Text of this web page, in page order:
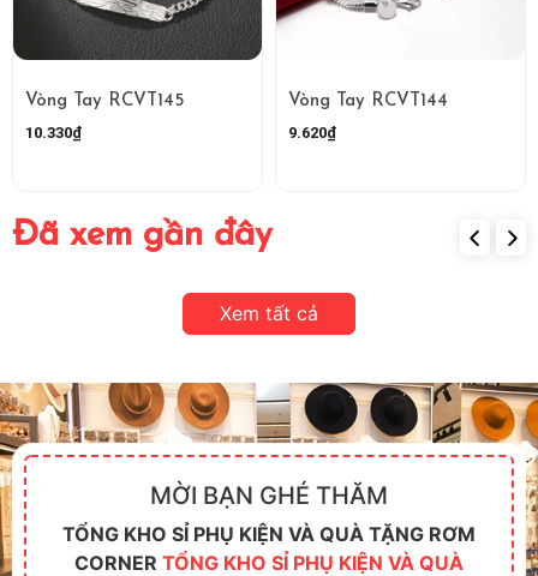
Vòng Tay RCVT145
10.330₫
Vòng Tay RCVT144
9.620₫
Đã xem gần đây
Xem tất cả
MỜI BẠN GHÉ THĂM
TỔNG KHO SỈ PHỤ KIỆN VÀ QUÀ TẶNG RƠM
CORNER TỔNG KHO SỈ PHỤ KIỆN VÀ QUÀ